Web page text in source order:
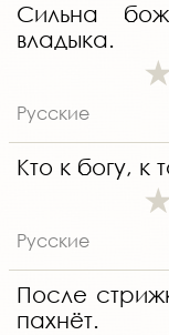
Сильна
владыка.
Русские
Кто к богу, к
Русские
После
пахнёт.